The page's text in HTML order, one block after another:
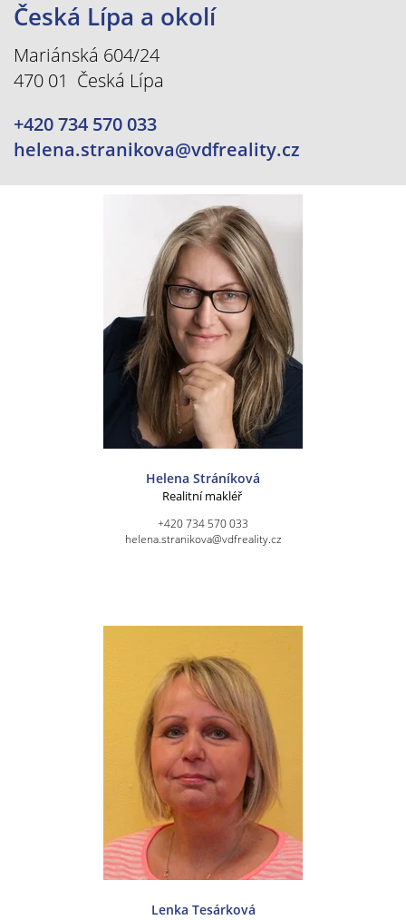
Česká Lípa a okolí
Mariánská 604/24
470 01 Česká Lípa
+420 734 570 033
helena.stranikova@vdfreality.cz
Helena Stráníková
Realitní makléř
+420 734 570 033
helena.stranikova@vdfreality.cz
Lenka Tesárková